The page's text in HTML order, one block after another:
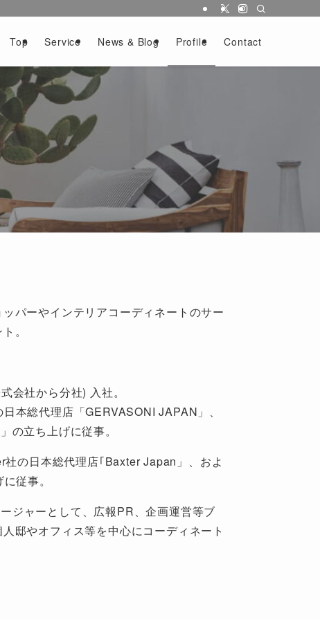
Top Service News & Blog Profile Contact
パーやインテリアコーディネートのサー
。
会社から分社) 入社。
本総代理店「GERVASONI JAPAN」、
の立ち上げに従事。
の日本総代理店｢Baxter Japan」、およ
従事。
ジャーとして、広報PR、企画運営等ブ
邸やオフィス等を中心にコーディネート